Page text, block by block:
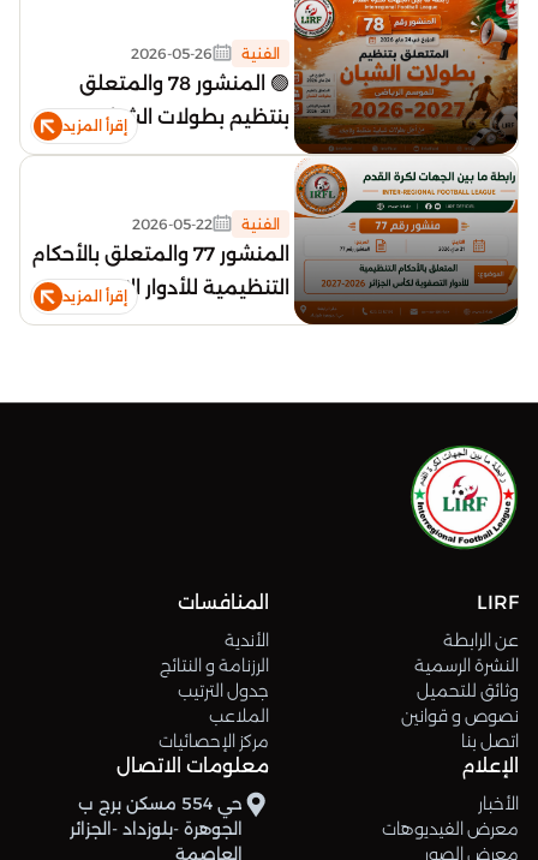
🟢 المنشور 78 والمتعلق
بنتظيم بطولات الشبان
2026_2027
2026-05-26 الفنية
إقرأ المزيد
المنشور 77 والمتعلق بالأحكام
التنظيمية للأدوار التصفوية
لكأس الجزائر 2027
2026-05-22 الفنية
إقرأ المزيد
LIRF
عن الرابطة
النشرة الرسمية
وثائق للتحميل
نصوص و قوانين
اتصل بنا
المنافسات
الأندية
الرزنامة و النتائج
جدول الترتيب
الملاعب
مركز الإحصائيات
الإعلام
الأخبار
معرض الفيديوهات
معرض الصور
معلومات الاتصال
حي 554 مسكن برج ب
الجوهرة -بلوزداد -الجزائر
العاصمة